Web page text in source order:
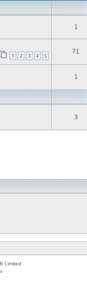
1
1 2 3 4 5
71
1
3
Limited